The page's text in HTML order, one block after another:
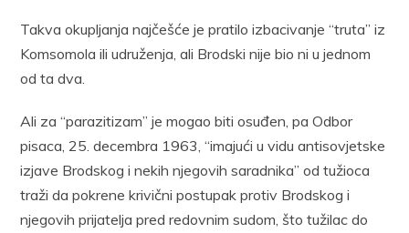
Takva okupljanja najčešće je pratilo izbacivanje “truta” iz
Komsomola ili udruženja, ali Brodski nije bio ni u jednom
od ta dva.
Ali za “parazitizam” je mogao biti osuđen, pa Odbor
pisaca, 25. decembra 1963, “imajući u vidu antisovjetske
izjave Brodskog i nekih njegovih saradnika” od tužioca
traži da pokrene krivični postupak protiv Brodskog i
njegovih prijatelja pred redovnim sudom, što tužilac do